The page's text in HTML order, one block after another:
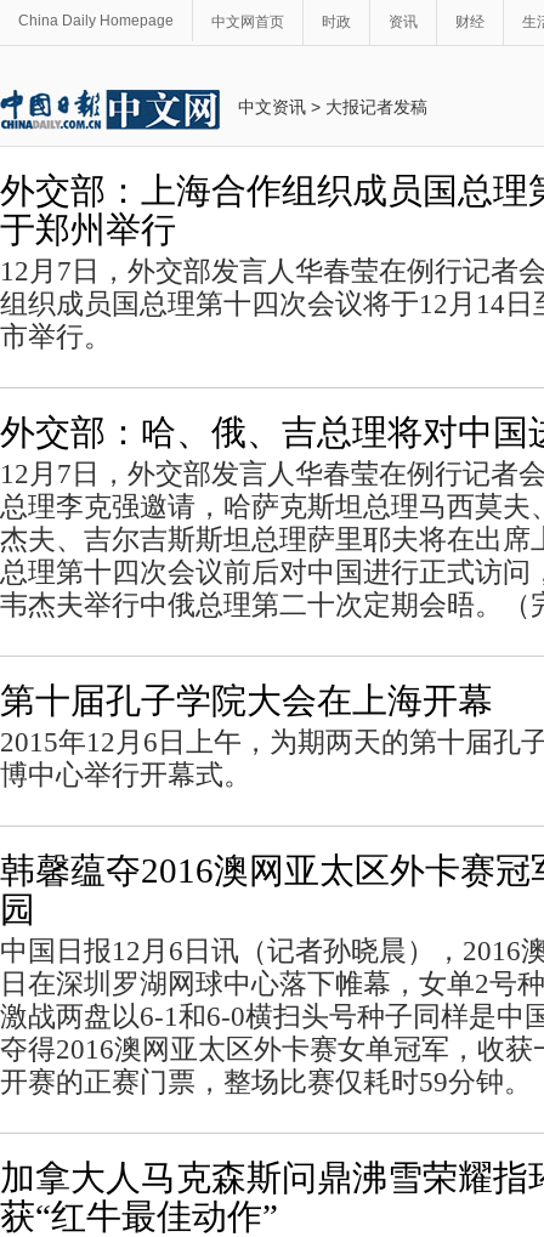
China Daily Homepage 中文网首页 时政 资讯 财经 生
中文资讯 > 大报记者发稿
外交部：上海合作组织成员国总理
于郑州举行
12月7日，外交部发言人华春莹在例行记者
组织成员国总理第十四次会议将于12月14
市举行。
外交部：哈、俄、吉总理将对中国
12月7日，外交部发言人华春莹在例行记者
总理李克强邀请，哈萨克斯坦总理马西莫夫
杰夫、吉尔吉斯斯坦总理萨里耶夫将在出席
总理第十四次会议前后对中国进行正式访问
韦杰夫举行中俄总理第二十次定期会晤。（
第十届孔子学院大会在上海开幕
2015年12月6日上午，为期两天的第十届孔
博中心举行开幕式。
韩馨蕴夺2016澳网亚太区外卡赛
园
中国日报12月6日讯（记者孙晓晨），2016
日在深圳罗湖网球中心落下帷幕，女单2号
激战两盘以6-1和6-0横扫头号种子同样是中
夺得2016澳网亚太区外卡赛女单冠军，收获
开赛的正赛门票，整场比赛仅耗时59分钟。
加拿大人马克森斯问鼎沸雪荣耀指
获“红牛最佳动作”